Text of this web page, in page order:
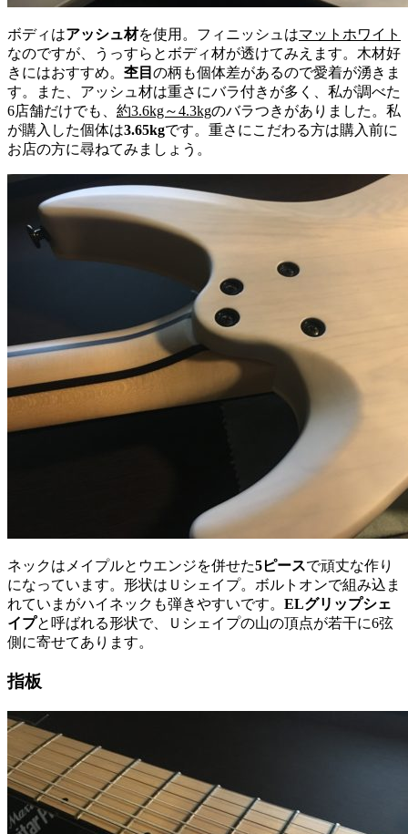
ボディはアッシュ材を使用。フィニッシュはマットホワイト
なのですが、うっすらとボディ材が透けてみえます。木材好
きにはおすすめ。 杢目 の柄も個体差があるので愛着が湧きま
す。また、アッシュ材は重さにバラ付きが多く、私が調べた
6店舗だけでも、 約3.6kg～4.3kgのバラつきがありました。私
が購入した個体は3.65kgです。重さにこだわる方は購入前に
お店の方に尋ねてみましょう。
ネックはメイプルとウエンジを併せた5ピースで頑丈な作り
になっています。形状はＵシェイプ。ボルトオンで組み込ま
れていまがハイネックも弾きやすいです。 ELグリップシェ
イプと呼ばれる形状で、Ｕシェイプの山の頂点が若干に6弦
側に寄せてあります。
指板